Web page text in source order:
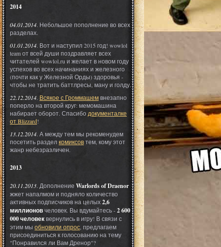
2014
04.01.2014. Небольшое пополнение во всех
разделах.
01.01.2014. Вот и наступил 2015 год! wowlol
team от всей души поздравляет всех
читателей wowlol.ru и желает в новом году
успехов во всех начинаниях и железного
(почти как у Железной Орды) здоровья -
чтобы не тратить баттлресы, ману и голду.
22.12.2014. Всякое с Громмашемвнезапно
поперло на второй круг: мемомашина
набирает оборот. Спасибо документалке
от Blizzard!
13.12.2014. А между тем мы рекоменудем
посетить разделкомиксовтем, кому этот
жанр небезразличен.
2013
20.11.2013. Дополнение Warlords of Draenor
жжет напалмом и подняло количество
активных подписчиков на целых2,6
миллионовчеловек. Вы вдумайтесь -2 600
000 человеквернулись в игру! В связи с
этим мы обновили опрос , предлагаем
присоединиться к голосованию на тему
"Понравился ли Вам Дренор"?